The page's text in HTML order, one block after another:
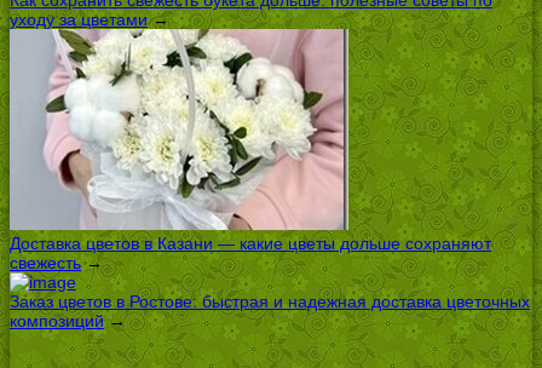
уходу за цветами→
Доставка цветов в Казани — какие цветы дольше сохраняют
свежесть→
Заказ цветов в Ростове: быстрая и надежная доставка цветочных
композиций→